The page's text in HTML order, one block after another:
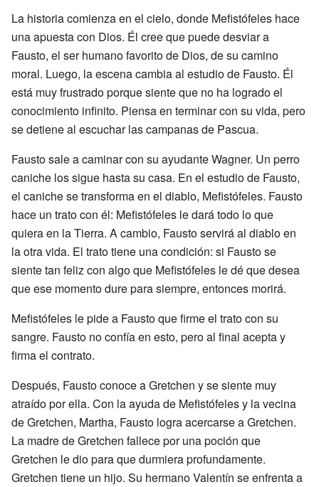
La historia comienza en el cielo, donde Mefistófeles hace
una apuesta con Dios. Él cree que puede desviar a
Fausto, el ser humano favorito de Dios, de su camino
moral. Luego, la escena cambia al estudio de Fausto. Él
está muy frustrado porque siente que no ha logrado el
conocimiento infinito. Piensa en terminar con su vida, pero
se detiene al escuchar las campanas de Pascua.
Fausto sale a caminar con su ayudante Wagner. Un perro
caniche los sigue hasta su casa. En el estudio de Fausto,
el caniche se transforma en el diablo, Mefistófeles. Fausto
hace un trato con él: Mefistófeles le dará todo lo que
quiera en la Tierra. A cambio, Fausto servirá al diablo en
la otra vida. El trato tiene una condición: si Fausto se
siente tan feliz con algo que Mefistófeles le dé que desea
que ese momento dure para siempre, entonces morirá.
Mefistófeles le pide a Fausto que firme el trato con su
sangre. Fausto no confía en esto, pero al final acepta y
firma el contrato.
Después, Fausto conoce a Gretchen y se siente muy
atraído por ella. Con la ayuda de Mefistófeles y la vecina
de Gretchen, Martha, Fausto logra acercarse a Gretchen.
La madre de Gretchen fallece por una poción que
Gretchen le dio para que durmiera profundamente.
Gretchen tiene un hijo. Su hermano Valentín se enfrenta a